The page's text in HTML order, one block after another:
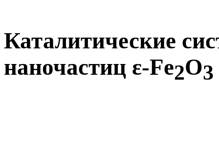
Каталитические
наночастиц ε-Fe2O3